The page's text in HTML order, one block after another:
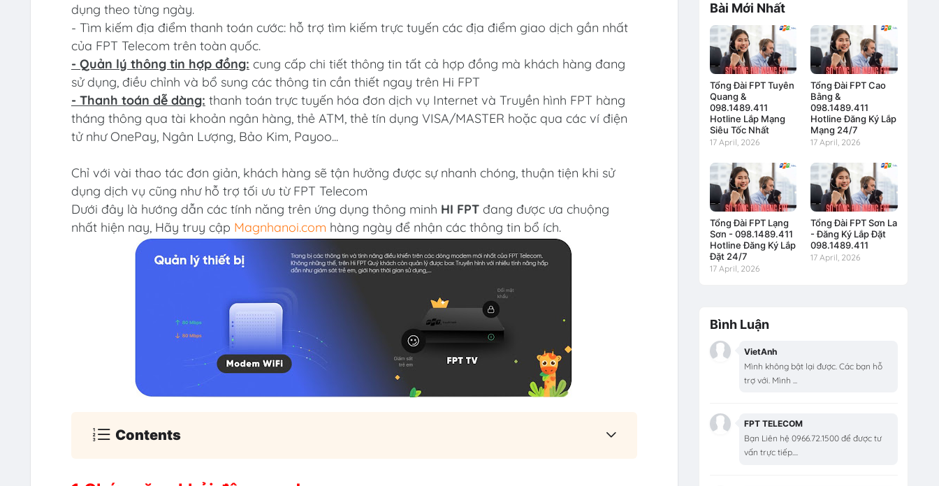
dụng theo từng ngày.
- Tìm kiếm địa điểm thanh toán cước: hỗ trợ tìm kiếm trực tuyến các địa điểm giao dịch gần nhất
của FPT Telecom trên toàn quốc.
- Quản lý thông tin hợp đồng: cung cấp chi tiết thông tin tất cả hợp đồng mà khách hàng đang
sử dụng, điều chỉnh và bổ sung các thông tin cần thiết ngay trên Hi FPT
- Thanh toán dễ dàng: thanh toán trực tuyến hóa đơn dịch vụ Internet và Truyền hình FPT hàng
tháng thông qua tài khoản ngân hàng, thẻ ATM, thẻ tín dụng VISA/MASTER hoặc qua các ví điện
tử như OnePay, Ngân Lượng, Bảo Kim, Payoo...
Chỉ với vài thao tác đơn giản, khách hàng sẽ tận hưởng được sự nhanh chóng, thuận tiện khi sử
dụng dịch vụ cũng như hỗ trợ tối ưu từ FPT Telecom
Dưới đây là hướng dẫn các tính năng trên ứng dụng thông minh HI FPTđang được ưa chuộng
nhất hiện nay, Hãy truy cập Magnhanoi.com hàng ngày để nhận các thông tin bổ ích.
Contents
Bài Mới Nhất
Tổng Đài FPT Tuyên
Quang &
098.1489.411
Hotline Lắp Mạng
Siêu Tốc Nhất
17 April, 2026
Tổng Đài FPT Cao
Bằng &
098.1489.411
Hotline Đăng Ký Lắp
Mạng 24/7
17 April, 2026
Tổng Đài FPT Lạng
Sơn - 098.1489.411
Hotline Đăng Ký Lắp
Đặt 24/7
17 April, 2026
Tổng Đài FPT Sơn La
- Đăng Ký Lắp Đặt
098.1489.411
17 April, 2026
Bình Luận
VietAnh
Mình không bật lại được. Các bạn hỗ
trợ với. Mình ...
FPT TELECOM
Bạn Liên hệ 0966.72.1500 để được tư
vấn trực tiếp....